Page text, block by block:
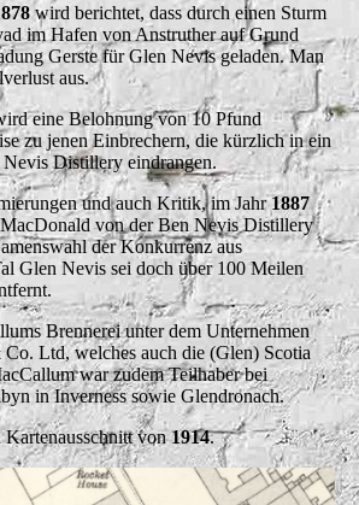
wird berichtet, dass durch einen Sturm
im Hafen von Anstruther auf Grund
Gerste für Glen Nevis geladen. Man
aus.
eine Belohnung von 10 Pfund
zu jenen Einbrechern, die kürzlich in ein
Nevis Distillery eindrangen.
und auch Kritik, im Jahr1887
von der Ben Nevis Distillery
der Konkurrenz aus
Glen Nevis sei doch über 100 Meilen
Brennerei unter dem Unternehmen
Ltd, welches auch die (Glen) Scotia
war zudem Teilhaber bei
in Inverness sowie Glendronach.
Kartenausschnitt von1914.